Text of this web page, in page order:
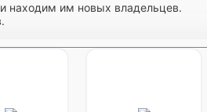
находим им новых владельцев.